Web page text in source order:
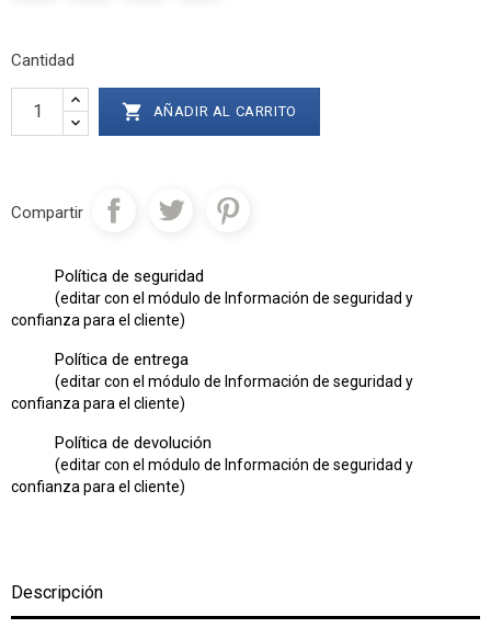
Cantidad
 AÑADIR AL CARRITO
Compartir
Política de seguridad
(editar con el módulo de Información de seguridad y
confianza para el cliente)
Política de entrega
(editar con el módulo de Información de seguridad y
confianza para el cliente)
Política de devolución
(editar con el módulo de Información de seguridad y
confianza para el cliente)
Descripción